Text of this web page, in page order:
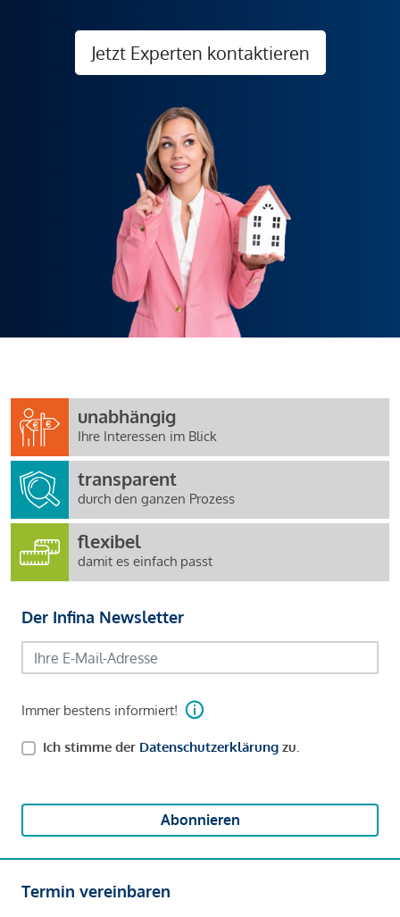
Jetzt Experten kontaktieren
unabhängig
Ihre Interessen im Blick
transparent
durch den ganzen Prozess
flexibel
damit es einfach passt
Der Infina Newsletter
Immer bestens informiert!
Ich stimme der Datenschutzerklärung zu.
Abonnieren
Termin vereinbaren